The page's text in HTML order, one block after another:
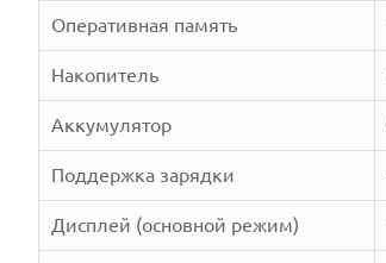
Оперативная память
Накопитель
Аккумулятор
Поддержка зарядки
Дисплей (основной режим)